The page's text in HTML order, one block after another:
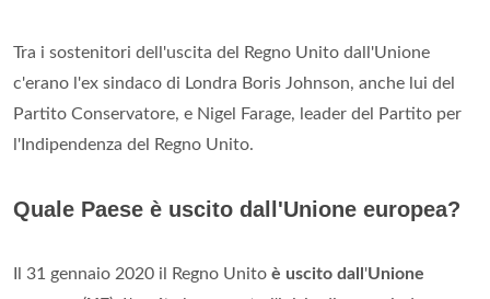
Tra i sostenitori dell'uscita del Regno Unito dall'Unione
c'erano l'ex sindaco di Londra Boris Johnson, anche lui del
Partito Conservatore, e Nigel Farage, leader del Partito per
l'Indipendenza del Regno Unito.
Quale Paese è uscito dall'Unione europea?
Il 31 gennaio 2020 il Regno Unito è uscito dall 'Unione